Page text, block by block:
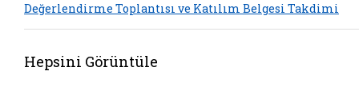
Değerlendirme Toplantısı ve Katılım Belgesi Takdimi
Hepsini Görüntüle